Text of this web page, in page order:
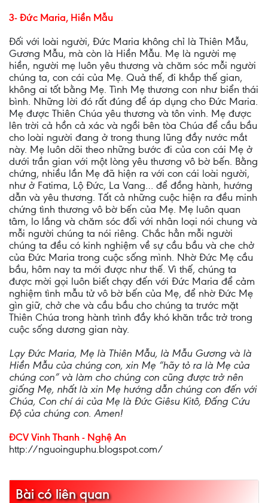
3- Đức Maria, Hiền Mẫu
Đối với loài người, Đức Maria không chỉ là Thiên Mẫu,
Gương Mẫu, mà còn là Hiền Mẫu. Mẹ là người mẹ
hiền, người mẹ luôn yêu thương và chăm sóc mỗi người
chúng ta, con cái của Mẹ. Quả thế, đi khắp thế gian,
không ai tốt bằng Mẹ. Tình Mẹ thương con như biển thái
bình. Những lời đó rất đúng để áp dụng cho Đức Maria.
Mẹ được Thiên Chúa yêu thương và tôn vinh. Mẹ được
lên trời cả hồn cả xác và ngồi bên tòa Chúa để cầu bầu
cho loài người đang ở trong thung lũng đầy nước mắt
này. Mẹ luôn dõi theo những bước đi của con cái Mẹ ở
dưới trần gian với một lòng yêu thương vô bờ bến. Bằng
chứng, nhiều lần Mẹ đã hiện ra với con cái loài người,
như ở Fatima, Lộ Đức, La Vang… để đồng hành, hướng
dẫn và yêu thương. Tất cả những cuộc hiện ra đều minh
chứng tình thương vô bờ bến của Mẹ. Mẹ luôn quan
tâm, lo lắng và chăm sóc đối với nhân loại nói chung và
mỗi người chúng ta nói riêng. Chắc hẳn mỗi người
chúng ta đều có kinh nghiệm về sự cầu bầu và che chở
của Đức Maria trong cuộc sống mình. Nhờ Đức Mẹ cầu
bầu, hôm nay ta mới được như thế. Vì thế, chúng ta
được mời gọi luôn biết chạy đến với Đức Maria để cảm
nghiệm tình mẫu tử vô bờ bến của Mẹ, để nhờ Đức Mẹ
gìn giữ, chở che và cầu bầu cho chúng ta trước mặt
Thiên Chúa trong hành trình đầy khó khăn trắc trở trong
cuộc sống dương gian này.
Lạy Đức Maria, Mẹ là Thiên Mẫu, là Mẫu Gương và là
Hiền Mẫu của chúng con, xin Mẹ “hãy tỏ ra là Mẹ của
chúng con” và làm cho chúng con cũng được trở nên
giống Mẹ, nhất là xin Mẹ hướng dẫn chúng con đến với
Chúa, Con chí ái của Mẹ là Đức Giêsu Kitô, Đấng Cứu
Độ của chúng con. Amen!
ĐCV Vinh Thanh - Nghệ An
http://nguoinguphu.blogspot.com/
Bài có liên quan